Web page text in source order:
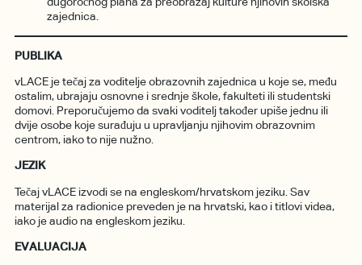
zajednica.
PUBLIKA
vLACE je tečaj za voditelje obrazovnih zajednica u koje se, među
ostalim, ubrajaju osnovne i srednje škole, fakulteti ili studentski
domovi. Preporučujemo da svaki voditelj također upiše jednu ili
dvije osobe koje surađuju u upravljanju njihovim obrazovnim
centrom, iako to nije nužno.
JEZIK
Tečaj vLACE izvodi se na engleskom/hrvatskom jeziku. Sav
materijal za radionice preveden je na hrvatski, kao i titlovi videa,
iako je audio na engleskom jeziku.
EVALUACIJA